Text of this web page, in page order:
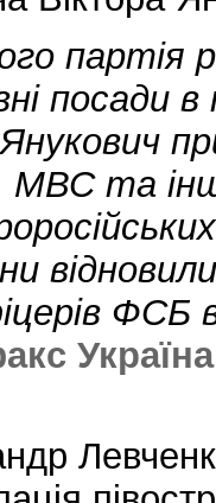
партія
посади
та
ФСБ
Україна